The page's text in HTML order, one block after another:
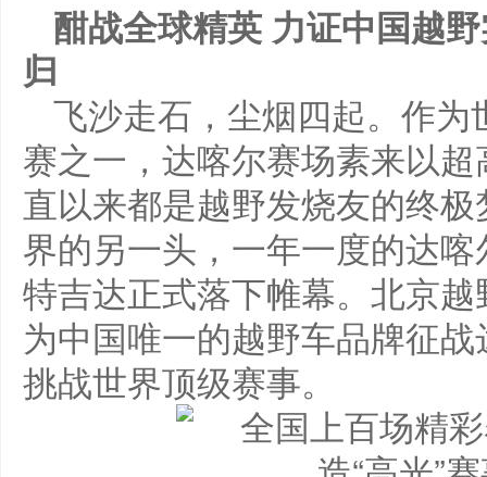
酣战全球精英 力证中国越
归
飞沙走石，尘烟四起。作
赛之一，达喀尔赛场素来以
直以来都是越野发烧友的终
界的另一头，一年一度的达
特吉达正式落下帷幕。北京
为中国唯一的越野车品牌征
挑战世界顶级赛事。